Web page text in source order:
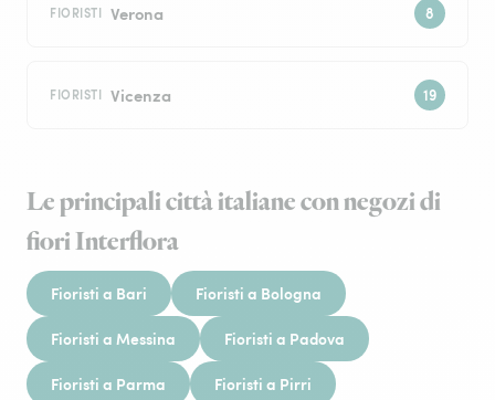
FIORISTI Verona
FIORISTI Vicenza
Le principali città italiane con negozi di
fiori Interflora
Fioristi a Bari Fioristi a Bologna
Fioristi a Messina Fioristi a Padova
Fioristi a Parma Fioristi a Pirri